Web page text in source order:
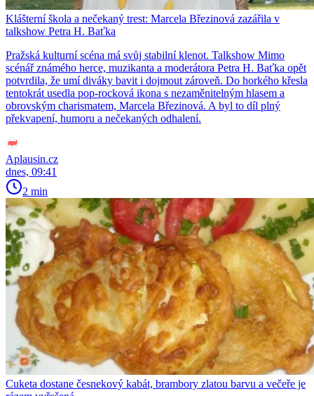
Klášterní škola a nečekaný trest: Marcela Březinová zazářila v
talkshow Petra H. Baťka
Pražská kulturní scéna má svůj stabilní klenot. Talkshow Mimo
scénář známého herce, muzikanta a moderátora Petra H. Baťka opět
potvrdila, že umí diváky bavit i dojmout zároveň. Do horkého křesla
tentokrát usedla pop-rocková ikona s nezaměnitelným hlasem a
obrovským charismatem, Marcela Březinová. A byl to díl plný
překvapení, humoru a nečekaných odhalení.
Aplausin.cz
dnes, 09:41
2 min
Cuketa dostane česnekový kabát, brambory zlatou barvu a večeře je